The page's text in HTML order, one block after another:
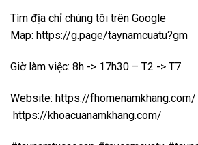
Tìm địa chỉ chúng tôi trên Google
Map: https://g.page/taynamcuatu?gm
Giờ làm việc: 8h -> 17h30 – T2 -> T7
Website: https://fhomenamkhang.com/
https://khoacuanamkhang.com/